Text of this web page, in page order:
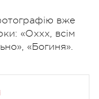
вже
«Оххх, всім
«Богиня».